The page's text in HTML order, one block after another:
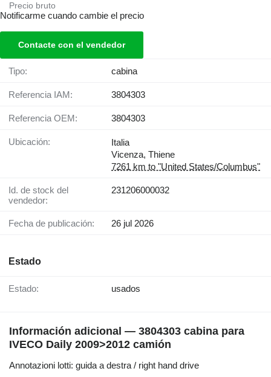
Precio bruto
Notificarme cuando cambie el precio
Contacte con el vendedor
Tipo: cabina
Referencia IAM: 3804303
Referencia OEM: 3804303
Ubicación:
Italia
Vicenza, Thiene
7261 km to "United States/Columbus"
Id. de stock del
vendedor:
231206000032
Fecha de publicación: 26 jul 2026
Estado
Estado: usados
Información adicional — 3804303 cabina para
IVECO Daily 2009>2012 camión
Annotazioni lotti: guida a destra / right hand drive